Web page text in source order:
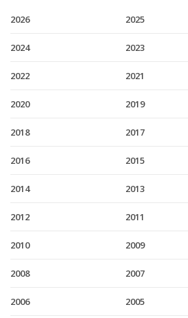
2026 2025
2024 2023
2022 2021
2020 2019
2018 2017
2016 2015
2014 2013
2012 2011
2010 2009
2008 2007
2006 2005